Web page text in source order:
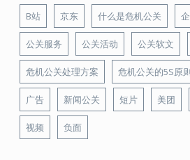
B站 京东 什么是危机公关
公关服务 公关活动 公关软文
危机公关处理方案 危机公关的5S原
广告 新闻公关 短片 美团
视频 负面